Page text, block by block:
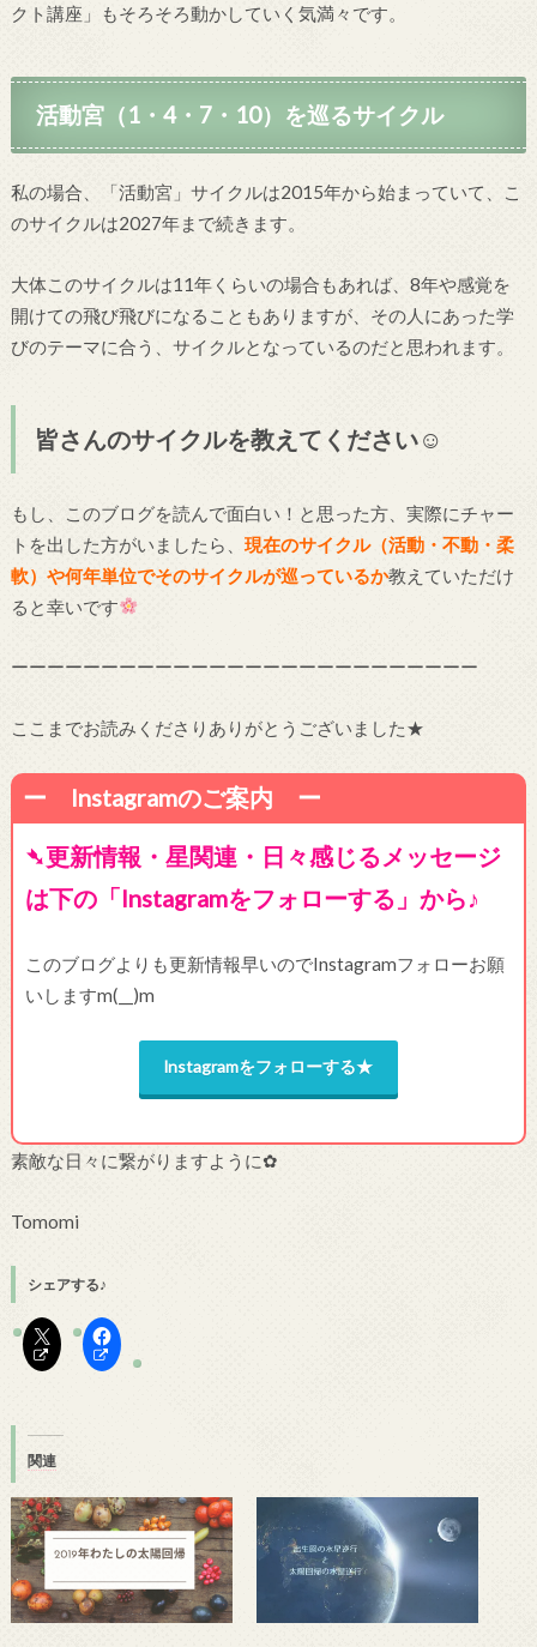
クト講座」もそろそろ動かしていく気満々です。
活動宮（1・4・7・10）を巡るサイクル
私の場合、「活動宮」サイクルは2015年から始まっていて、こ
のサイクルは2027年まで続きます。
大体このサイクルは11年くらいの場合もあれば、8年や感覚を
開けての飛び飛びになることもありますが、その人にあった学
びのテーマに合う、サイクルとなっているのだと思われます。
皆さんのサイクルを教えてください☺
もし、このブログを読んで面白い！と思った方、実際にチャー
トを出した方がいましたら、 現在のサイクル（活動・不動・柔
軟）や何年単位でそのサイクルが巡っているか教えていただけ
ると幸いです
ーーーーーーーーーーーーーーーーーーーーーーーーーー
ここまでお読みくださりありがとうございました★
ー Instagramのご案内 ー
➴更新情報・星関連・日々感じるメッセージ
は下の「Instagramをフォローする」から♪
このブログよりも更新情報早いのでInstagramフォローお願
いしますm(__)m
Instagramをフォローする★
素敵な日々に繋がりますように✿
Tomomi
シェアする♪
関連